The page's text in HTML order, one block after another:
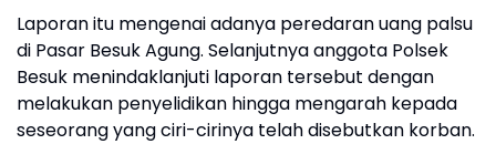
Laporan itu mengenai adanya peredaran uang palsu
di Pasar Besuk Agung. Selanjutnya anggota Polsek
Besuk menindaklanjuti laporan tersebut dengan
melakukan penyelidikan hingga mengarah kepada
seseorang yang ciri-cirinya telah disebutkan korban.